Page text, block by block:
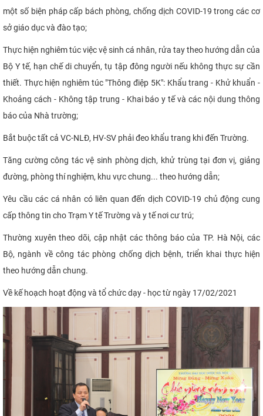
một số biện pháp cấp bách phòng, chống dịch COVID-19 trong các cơ
sở giáo dục và đào tạo;
Thực hiện nghiêm túc việc vệ sinh cá nhân, rửa tay theo hướng dẫn của
Bộ Y tế, hạn chế di chuyển, tụ tập đông người nếu không thực sự cần
thiết. Thực hiện nghiêm túc "Thông điệp 5K": Khẩu trang - Khử khuẩn -
Khoảng cách - Không tập trung - Khai báo y tế vàcác nội dung thông
báo của Nhà trường;
Bắt buộc tất cả VC-NLĐ, HV-SV phải đeo khẩu trang khi đến Trường.
Tăng cường công tác vệ sinh phòng dịch, khử trùng tại đơn vị, giảng
đường, phòng thí nghiệm, khu vực chung... theo hướng dẫn;
Yêu cầu các cá nhân có liên quan đến dịch COVID-19 chủ động cung
cấp thông tin cho Trạm Y tế Trường và y tế nơi cư trú;
Thường xuyên theo dõi, cập nhật các thông báo của TP. Hà Nội, các
Bộ, ngành về công tác phòng chống dịch bệnh, triển khai thực hiện
theo hướng dẫn chung.
Về kế hoạch hoạt động và tổ chức dạy - học từ ngày 17/02/2021